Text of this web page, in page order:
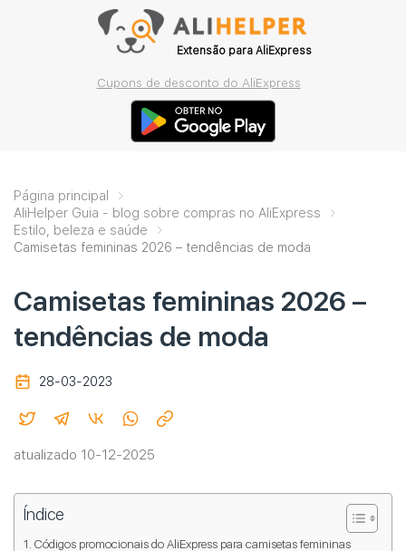
Extensão para AliExpress
Cupons de desconto do AliExpress
Página principal
AliHelper Guia - blog sobre compras no AliExpress
Estilo, beleza e saúde
Camisetas femininas 2026 – tendências de moda
Camisetas femininas 2026 –
tendências de moda
28-03-2023
atualizado 10-12-2025
Índice
Códigos promocionais do AliExpress para camisetas femininas